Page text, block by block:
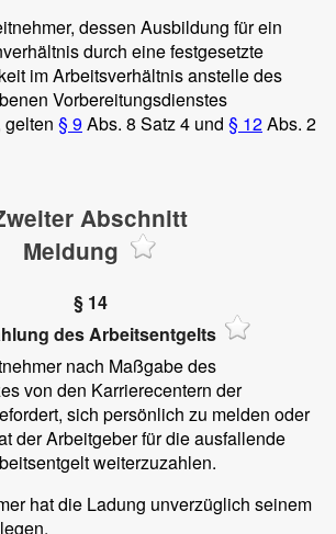
dessen Ausbildung für ein
durch eine festgesetzte
im Arbeitsverhältnis anstelle des
Vorbereitungsdienstes
gelten § 9Abs. 8 Satz 4 und § 12Abs. 2
Abschnitt
Meldung
§ 14
des Arbeitsentgelts
nach Maßgabe des
von den Karrierecentern der
sich persönlich zu melden oder
der Arbeitgeber für die ausfallende
weiterzuzahlen.
hat die Ladung unverzüglich seinem